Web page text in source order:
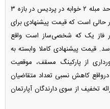
قیمت پیشنهادی برای اجاره روزانه یک واحد مبله ۲ خوابه در پردیس در بازه ۳
حالی است که قیمت پیشنهادی برای
که عمدتا در فاز یک که شخصی‌ساز است واقع
نیز می‌رسد. قیمت پیشنهادی کاملا وابسته به
از پارکینگ مسقف، موقعیت
کاهش نسبی تعداد متقاضیان
تخفیف از سوی دارندگان آپارتمان